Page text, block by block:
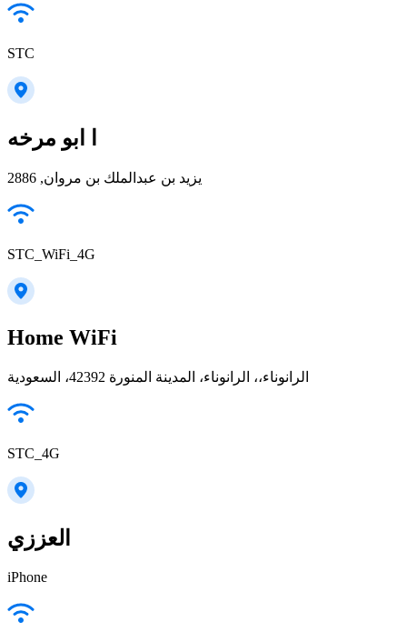
STC
ا ابو مرخه
يزيد بن عبدالملك بن مروان, 2886
STC_WiFi_4G
Home WiFi
الرانوناء،، الرانوناء، المدينة المنورة 42392، السعودية
STC_4G
العززي
iPhone